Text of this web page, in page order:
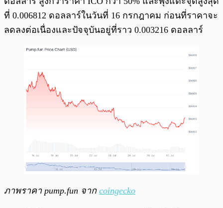
ที่ 0.006812 ดอลลาร์ในวันที่ 16 กรกฎาคม ก่อนที่ราคาจะ
ลดลงต่อเนื่องและปัจจุบันอยู่ที่ราว 0.003216 ดอลลาร์
ภาพราคา pump.fun จาก coingecko